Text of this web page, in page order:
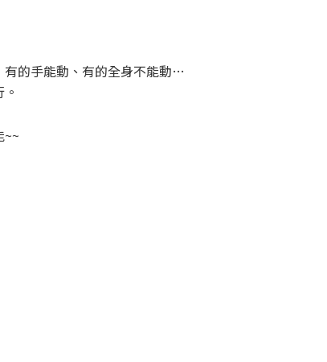
的手能動、有的全身不能動…
~~